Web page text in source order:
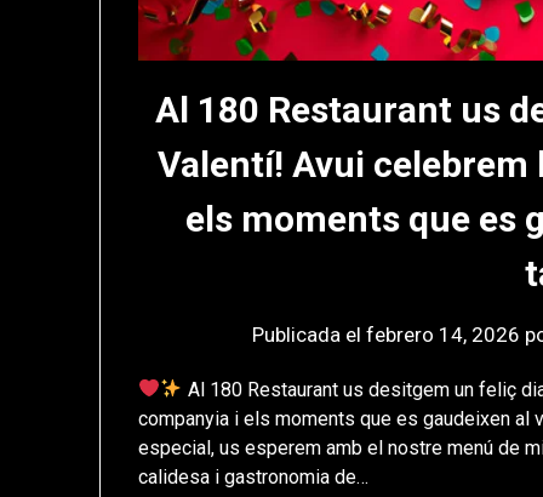
Al 180 Restaurant us
Valentí! Avui celebrem
els moments que es
Publicada elfebrero 14, 2026
Al 180 Restaurant us desitgem un feliç
companyia i els moments que es gaudeixen al
especial, us esperem amb el nostre menú de
calidesa i gastronomia de…